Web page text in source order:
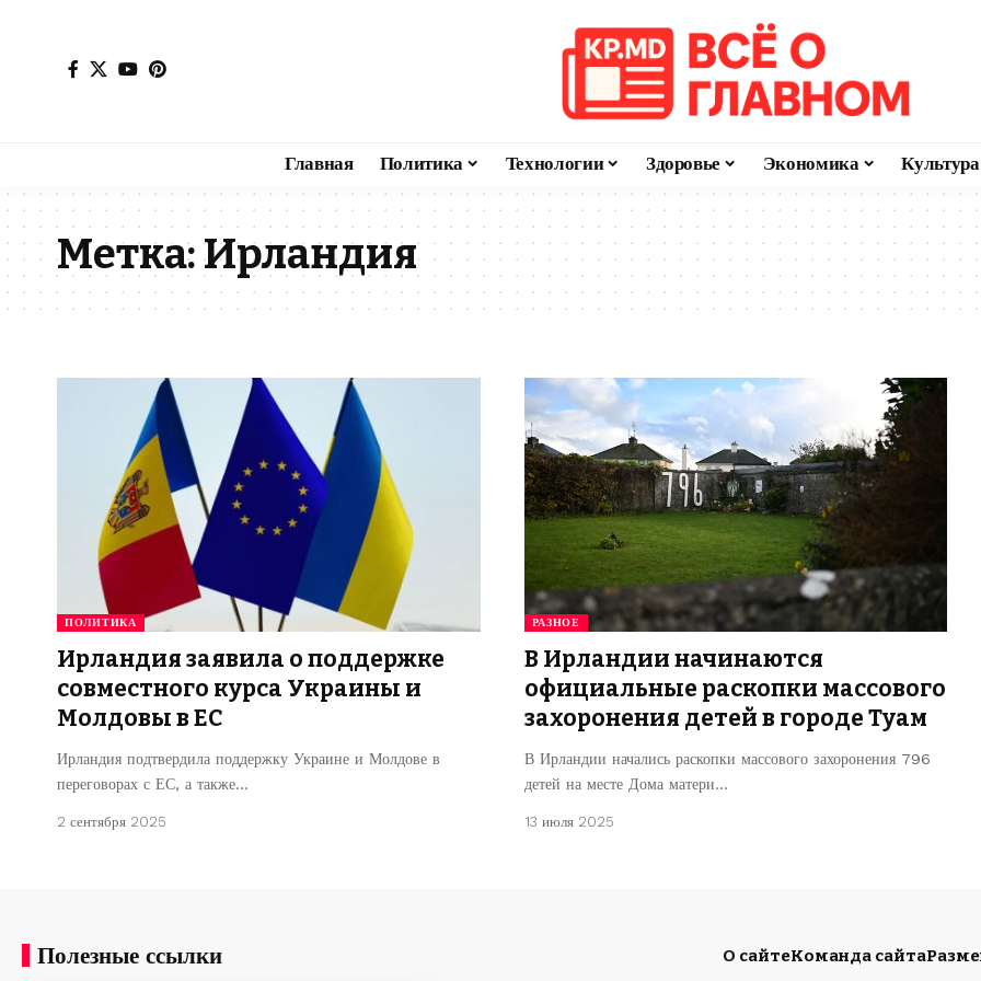
Главная Политика Технологии Здоровье Экономика Культура
Метка:Ирландия
ПОЛИТИКА
Ирландия заявила о поддержке
совместного курса Украины и
Молдовы в ЕС
Ирландия подтвердила поддержку Украине и Молдове в
переговорах с ЕС, а также…
2 сентября 2025
РАЗНОЕ
В Ирландии начинаются
официальные раскопки массового
захоронения детей в городе Туам
В Ирландии начались раскопки массового захоронения 796
детей на месте Дома матери…
13 июля 2025
Полезные ссылки О сайтеКоманда сайта